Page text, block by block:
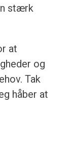
stærk
at
og
Tak
håber at